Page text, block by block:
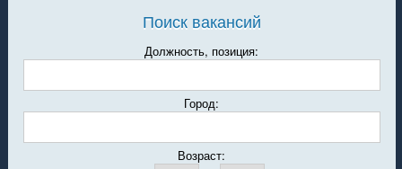
Поиск вакансий
Должность, позиция:
Город:
Возраст: